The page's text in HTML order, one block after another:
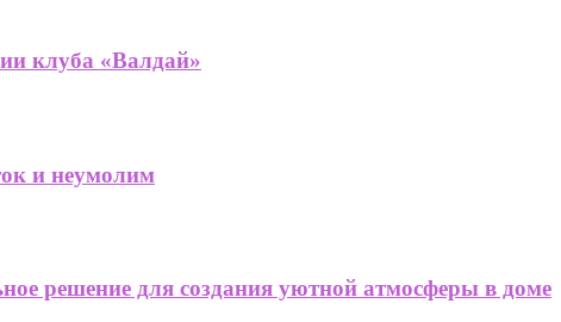
клуба «Валдай»
и неумолим
решение для создания уютной атмосферы в доме